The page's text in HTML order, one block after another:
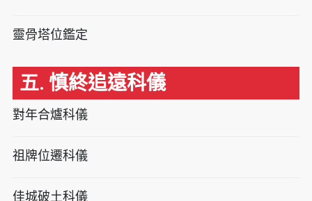
靈骨塔位鑑定
五. 慎終追遠科儀
對年合爐科儀
祖牌位遷科儀
佳城破土科儀